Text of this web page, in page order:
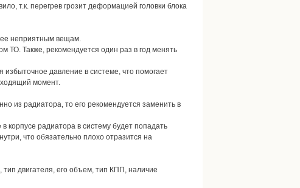
т.к. перегрев грозит деформацией головки блока
неприятным вещам.
ТО. Также, рекомендуется один раз в год менять
избыточное давление в системе, что помогает
момент.
из радиатора, то его рекомендуется заменить в
корпусе радиатора в систему будет попадать
что обязательно плохо отразится на
тип двигателя, его объем, тип КПП, наличие